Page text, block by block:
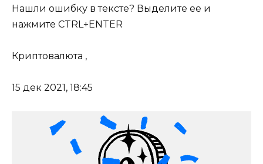
Нашли ошибку в тексте? Выделите ее и
нажмите CTRL+ENTER
Криптовалюта ,
15 дек 2021, 18:45